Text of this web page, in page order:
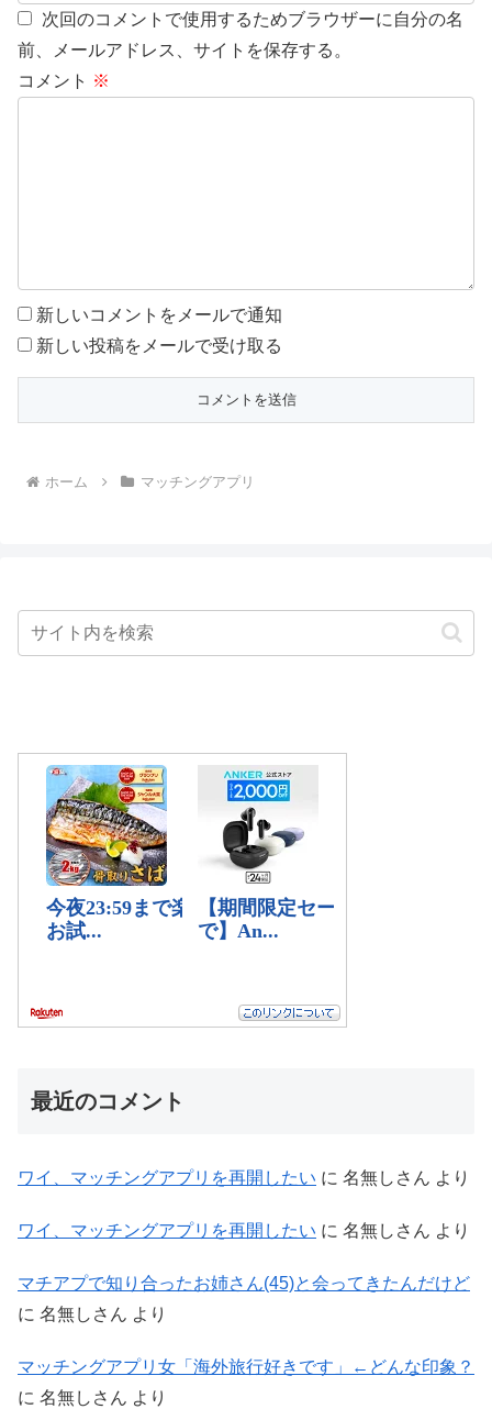
次回のコメントで使用するためブラウザーに自分の名
前、メールアドレス、サイトを保存する。
コメント ※
新しいコメントをメールで通知
新しい投稿をメールで受け取る
ホーム マッチングアプリ
最近のコメント
ワイ、マッチングアプリを再開したい に 名無しさん より
ワイ、マッチングアプリを再開したい に 名無しさん より
マチアプで知り合ったお姉さん(45)と会ってきたんだけど
に 名無しさん より
マッチングアプリ女「海外旅行好きです」←どんな印象？
に 名無しさん より